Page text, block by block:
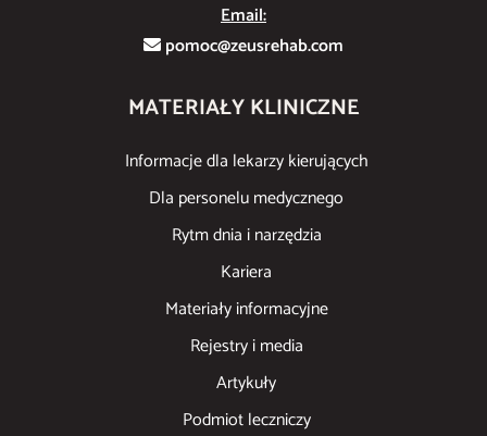
Email:
pomoc@zeusrehab.com
MATERIAŁY KLINICZNE
Informacje dla lekarzy kierujących
Dla personelu medycznego
Rytm dnia i narzędzia
Kariera
Materiały informacyjne
Rejestry i media
Artykuły
Podmiot leczniczy